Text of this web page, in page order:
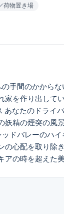
荷物置き場
手間のかから
を作り出して
なたのドライ
精の煙突の風
ドバレーのハ
心配を取り除
の時を超えた